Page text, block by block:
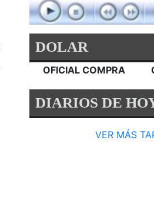
DOLAR
OFICIAL COMPRA
DIARIOS DE
VER MÁS